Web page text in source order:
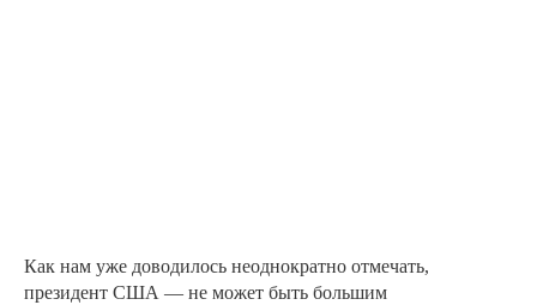
Как нам уже доводилось неоднократно отмечать,
президент США — не может быть большим